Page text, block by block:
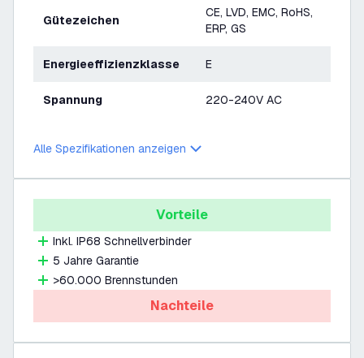
Gütezeichen
CE, LVD, EMC, RoHS,
ERP, GS
Energieeffizienzklasse E
Spannung 220-240V AC
Alle Spezifikationen anzeigen
Vorteile
Inkl. IP68 Schnellverbinder
5 Jahre Garantie
>60.000 Brennstunden
Nachteile